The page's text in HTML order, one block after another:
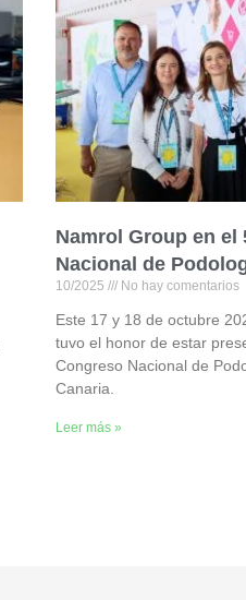
Namrol Group en el
Nacional de
10/2025 No hay comentarios
Este 17 y 18 de octubre
tuvo el honor de estar
Congreso Nacional de
Canaria.
Leer más »